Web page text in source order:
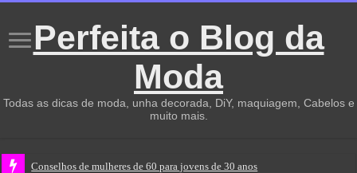
Perfeita o Blog da
Moda
Todas as dicas de moda, unha decorada, DiY, maquiagem, Cabelos e
muito mais.
Conselhos de mulheres de 60 para jovens de 30 anos